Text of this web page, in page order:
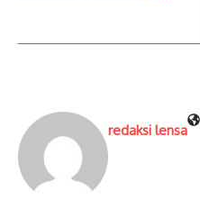
redaksi lensa